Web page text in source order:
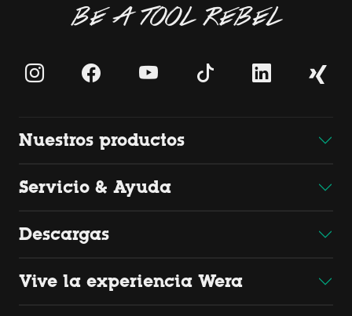
BE A TOOL REBEL
Nuestros productos
Servicio & Ayuda
Descargas
Vive la experiencia Wera